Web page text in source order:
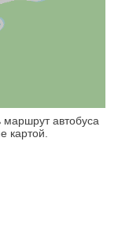
маршрут автобуса
картой.